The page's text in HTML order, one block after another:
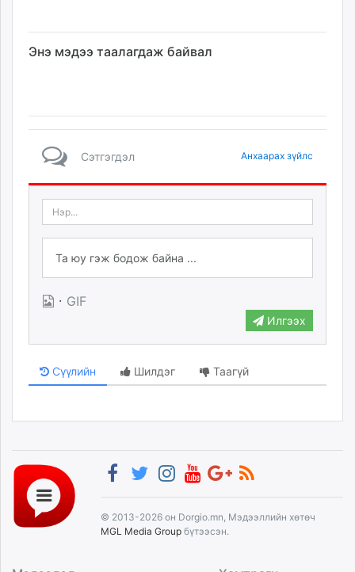
Энэ мэдээ таалагдаж байвал
Сэтгэгдэл Анхаарах зүйлс
· GIF
Илгээх
Сүүлийн Шилдэг Таагүй
© 2013-2026 он Dorgio.mn, Мэдээллийн хөтөч
MGL Media Group бүтээсэн.